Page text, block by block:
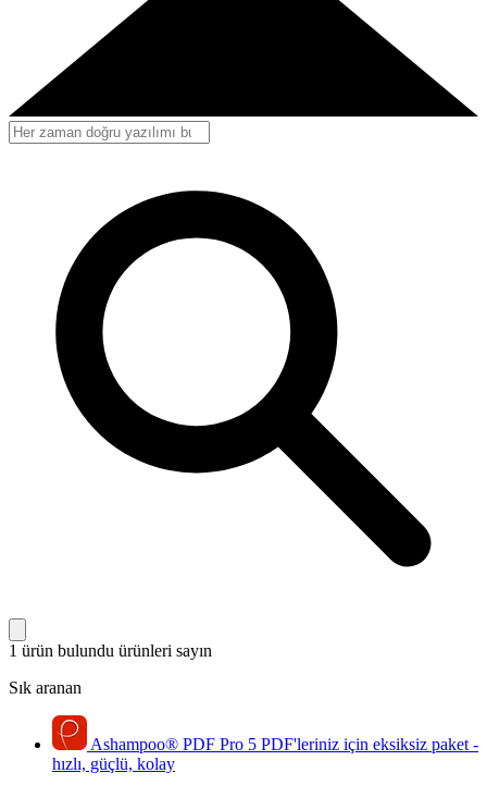
1 ürün bulundu ürünleri sayın
Sık aranan
Ashampoo® PDF Pro 5 PDF'leriniz için eksiksiz paket -
hızlı, güçlü, kolay